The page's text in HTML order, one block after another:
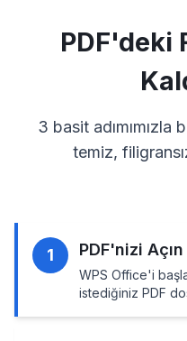
PDF'deki
3 basit adımımızla
temiz,
1 PDF'nizi Açın
WPS Office'i
istediğiniz PDF